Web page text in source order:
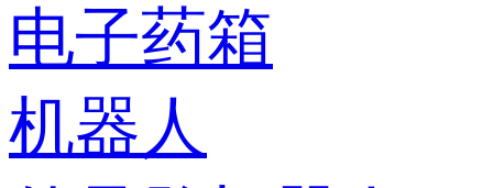
电子药箱
机器人